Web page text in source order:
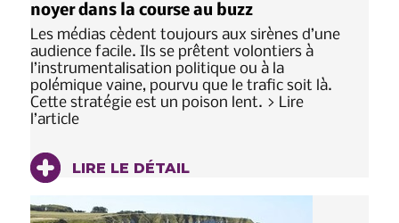
noyer dans la course au buzz
Les médias cèdent toujours aux sirènes d’une
audience facile. Ils se prêtent volontiers à
l’instrumentalisation politique ou à la
polémique vaine, pourvu que le trafic soit là.
Cette stratégie est un poison lent. > Lire
l’article
LIRE LE DÉTAIL